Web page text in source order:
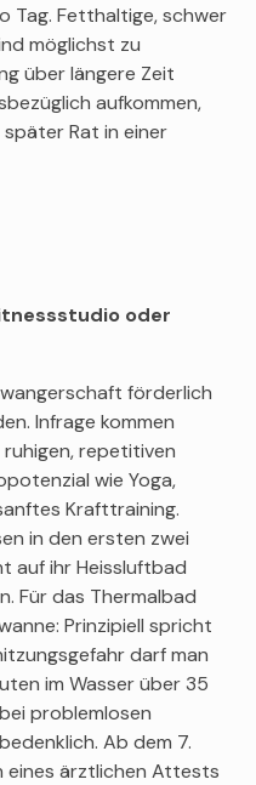
Tag. Fetthaltige, schwer
möglichst zu
über längere Zeit
aufkommen,
Rat in einer
oder
förderlich
Infrage kommen
repetitiven
wie Yoga,
Krafttraining.
in den ersten zwei
auf ihr Heissluftbad
Für das Thermalbad
Prinzipiell spricht
darf man
im Wasser über 35
problemlosen
Ab dem 7.
eines ärztlichen Attests